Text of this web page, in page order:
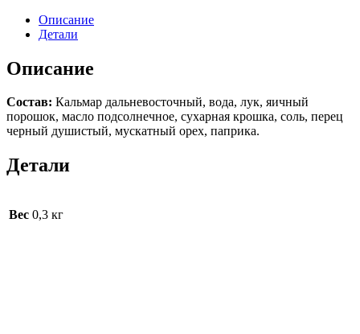
Описание
Детали
Описание
Cостав: Кальмар дальневосточный, вода, лук, яичный
порошок, масло подсолнечное, сухарная крошка, соль, перец
черный душистый, мускатный орех, паприка.
Детали
Вес 0,3 кг